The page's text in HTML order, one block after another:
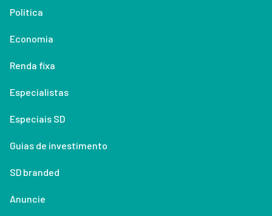
Política
Economia
Renda fixa
Especialistas
Especiais SD
Guias de investimento
SD branded
Anuncie